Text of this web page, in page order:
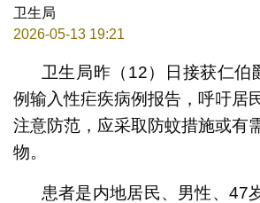
卫生局
2026-05-13 19:21
卫生局昨（12）日接获仁伯
例输入性疟疾病例报告，呼吁居
注意防范，应采取防蚊措施或有
物。
患者是内地居民、男性、47